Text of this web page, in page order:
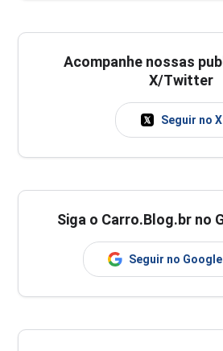
Acompanhe nossas
X/Twitter
Seguir no X
Siga o Carro.Blog.br no
Seguir no Google